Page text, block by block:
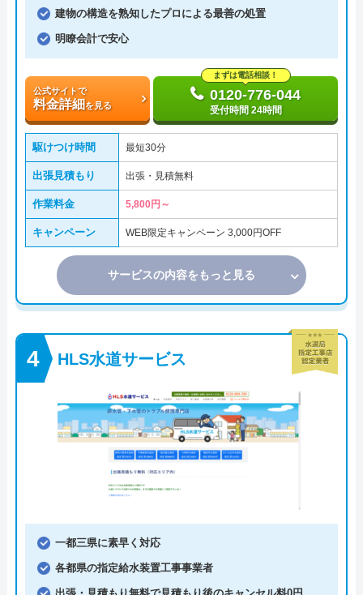
建物の構造を熟知したプロによる最善の処置
明瞭会計で安心
公式サイトで
料金詳細を見る
まずは電話相談！
0120-776-044
受付時間 24時間
駆けつけ時間 最短30分
出張見積もり 出張・見積無料
作業料金 5,800円～
キャンペーン WEB限定キャンペーン 3,000円OFF
サービスの内容をもっと見る
HLS水道サービス
一都三県に素早く対応
各都県の指定給水装置工事事業者